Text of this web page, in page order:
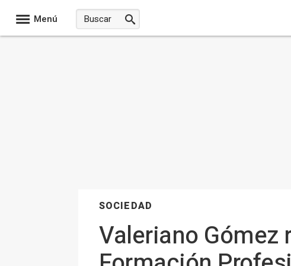
Menú
SOCIEDAD
Valeriano